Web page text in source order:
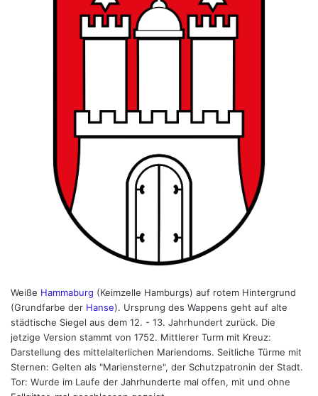
Weiße Hammaburg (Keimzelle Hamburgs) auf rotem Hintergrund
(Grundfarbe der Hanse). Ursprung des Wappens geht auf alte
städtische Siegel aus dem 12. - 13. Jahrhundert zurück. Die
jetzige Version stammt von 1752. Mittlerer Turm mit Kreuz:
Darstellung des mittelalterlichen Mariendoms. Seitliche Türme mit
Sternen: Gelten als "Mariensterne", der Schutzpatronin der Stadt.
Tor: Wurde im Laufe der Jahrhunderte mal offen, mit und ohne